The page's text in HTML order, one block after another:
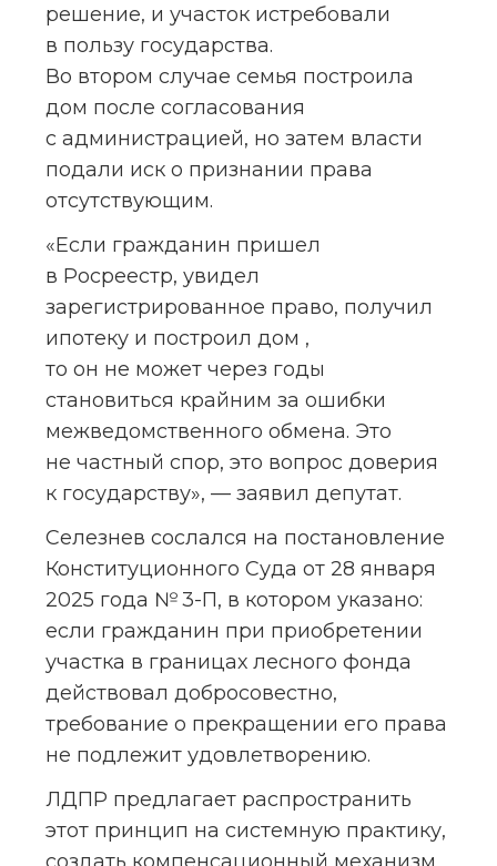
решение, и участок истребовали
в пользу государства.
Во втором случае семья построила
дом после согласования
с администрацией, но затем власти
подали иск о признании права
отсутствующим.
«Если гражданин пришел
в Росреестр, увидел
зарегистрированное право, получил
ипотеку и построил дом ,
то он не может через годы
становиться крайним за ошибки
межведомственного обмена. Это
не частный спор, это вопрос доверия
к государству», — заявил депутат.
Селезнев сослался на постановление
Конституционного Суда от 28 января
2025 года № 3-П, в котором указано:
если гражданин при приобретении
участка в границах лесного фонда
действовал добросовестно,
требование о прекращении его права
не подлежит удовлетворению.
ЛДПР предлагает распространить
этот принцип на системную практику,